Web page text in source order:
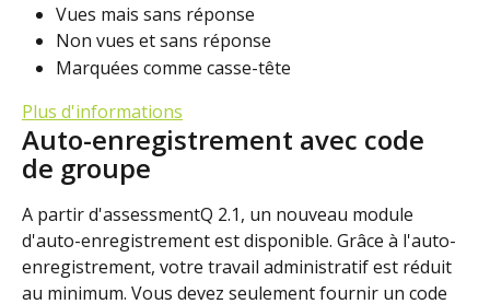
Vues mais sans réponse
Non vues et sans réponse
Marquées comme casse-tête
Plus d'informations
Auto-enregistrement avec code
de groupe
A partir d'assessmentQ 2.1, un nouveau module
d'auto-enregistrement est disponible. Grâce à l'auto-
enregistrement, votre travail administratif est réduit
au minimum. Vous devez seulement fournir un code